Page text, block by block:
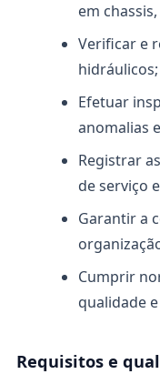
em
Verificar e
hidráulicos;
Efetuar
anomalias
Registrar
de serviço
Garantir a
Cumprir
qualidade
Requisitos e